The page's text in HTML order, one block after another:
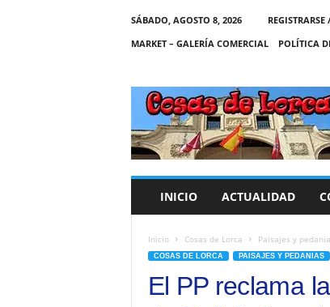
SÁBADO, AGOSTO 8, 2026
MARKET – GALERÍA COMERCIAL
POLÍTICA
C
A
S
INICIO ACTUALIDAD
Inicio Cosas de Lorca Paisajes y
COSAS DE LORCA PAISAJES Y PEDANIAS
El PP reclama